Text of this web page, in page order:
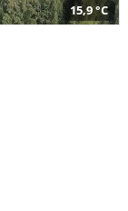
15,9 °C